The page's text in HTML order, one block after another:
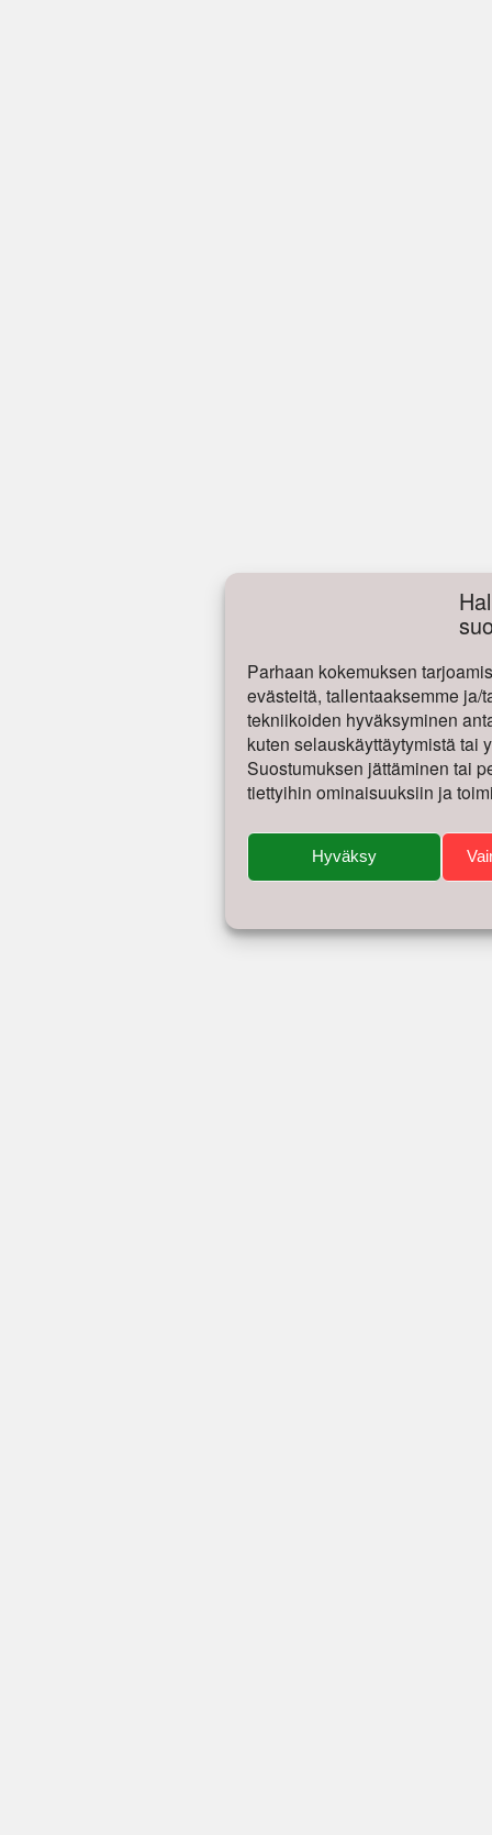
Parhaan kokemuksen
evästeitä, tallentaaksemme ja/
tekniikoiden hyväksyminen
kuten selauskäyttäytymistä tai
Suostumuksen jättäminen tai
tiettyihin ominaisuuksiin ja
Hyväksy